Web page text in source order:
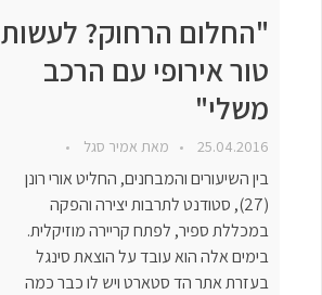
"החלום הרחוק? לעשות
טור אירופי עם הרכב
משלי"
25.04.2016 מאת אמיר סגל
בין השיעורים והמבחנים, החליט אורי רונן
(27), סטודנט לתרבות יצירה והפקה
במכללת ספיר, לפתח קריירה מוזיקלית.
בימים אלה הוא עובד על הוצאת סינגל
בעזרת אתר הד סטארט ויש לו כבר כמה